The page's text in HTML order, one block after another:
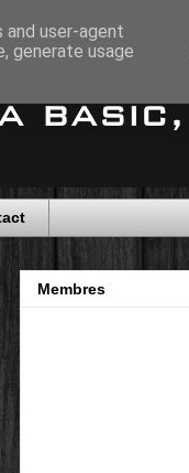
Membres
user-agent
generate usage